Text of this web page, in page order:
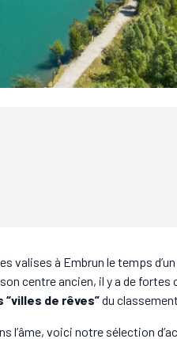
valises à Embrun le temps
centre ancien, il y a de fortes
“villes de rêves”du
l’âme, voici notre sélection